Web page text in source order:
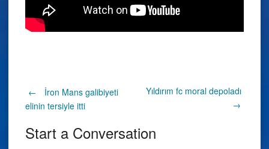
Post
navigation
←
İron Mans galibiyeti
elinin tersiyle itti
Yıldırım fc moral depoladı
→
Start a Conversation